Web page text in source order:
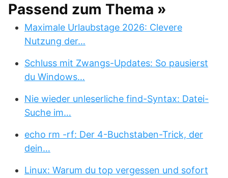
Passend zum Thema »
Maximale Urlaubstage 2026: Clevere
Nutzung der…
Schluss mit Zwangs-Updates: So pausierst
du Windows…
Nie wieder unleserliche find-Syntax: Datei-
Suche im…
echo rm -rf: Der 4-Buchstaben-Trick, der
dein…
Linux: Warum du top vergessen und sofort